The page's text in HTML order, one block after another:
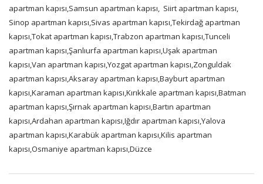
apartman kapısı,Samsun apartman kapısı, Siirt apartman kapısı,
Sinop apartman kapısı,Sivas apartman kapısı,Tekirdağ apartman
kapısı,Tokat apartman kapısı,Trabzon apartman kapısı,Tunceli
apartman kapısı,Şanlıurfa apartman kapısı,Uşak apartman
kapısı,Van apartman kapısı,Yozgat apartman kapısı,Zonguldak
apartman kapısı,Aksaray apartman kapısı,Bayburt apartman
kapısı,Karaman apartman kapısı,Kırıkkale apartman kapısı,Batman
apartman kapısı,Şırnak apartman kapısı,Bartın apartman
kapısı,Ardahan apartman kapısı,Iğdır apartman kapısı,Yalova
apartman kapısı,Karabük apartman kapısı,Kilis apartman
kapısı,Osmaniye apartman kapısı,Düzce